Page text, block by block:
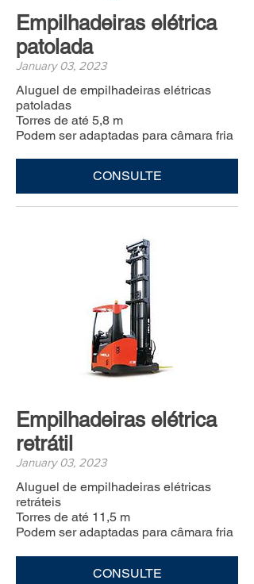
Empilhadeiras elétrica
patolada
January 03, 2023
Aluguel de empilhadeiras elétricas
patoladas
Torres de até 5,8 m
Podem ser adaptadas para câmara fria
CONSULTE
Empilhadeiras elétrica
retrátil
January 03, 2023
Aluguel de empilhadeiras elétricas
retráteis
Torres de até 11,5 m
Podem ser adaptadas para câmara fria
CONSULTE